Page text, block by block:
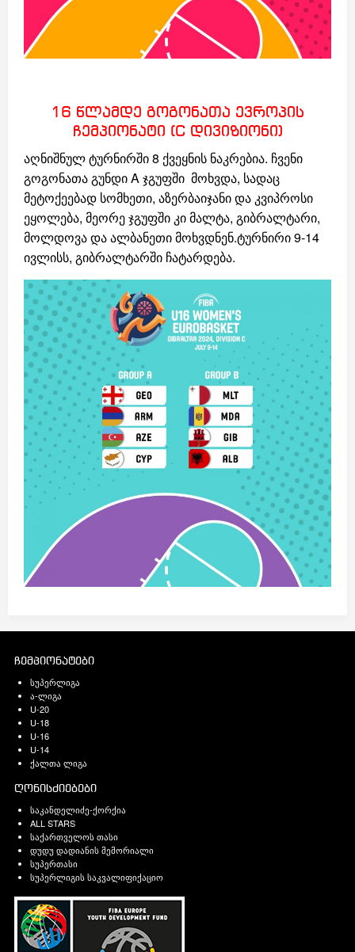
16 წლამდე გოგონათა ევროპის
ჩემპიონატი (C დივიზიონი)
აღნიშნულ ტურნირში 8 ქვეყნის ნაკრებია. ჩვენი
გოგონათა გუნდი A ჯგუფში მოხვდა, სადაც
მეტოქეებად სომხეთი, აზერბაიჯანი და კვიპროსი
ეყოლება, მეორე ჯგუფში კი მალტა, გიბრალტარი,
მოლდოვა და ალბანეთი მოხვდნენ.ტურნირი 9-14
ივლისს, გიბრალტარში ჩატარდება.
ჩემპიონატები
სუპერლიგა
ა-ლიგა
U-20
U-18
U-16
U-14
ქალთა ლიგა
ღონისძიებები
საკანდელიძე-ქორქია
ALL STARS
საქართველოს თასი
დუდუ დადიანის მემორიალი
სუპერთასი
სუპერლიგის საკვალიფიქაციო